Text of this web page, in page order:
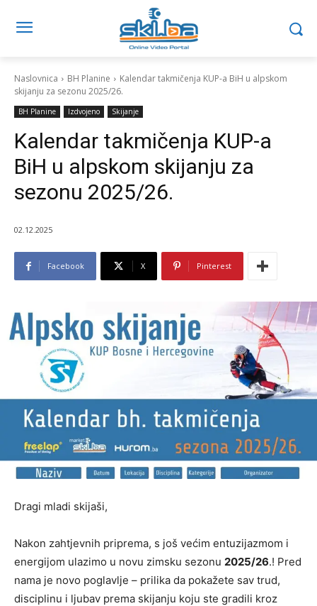
Naslovnica BH Planine
Kalendar takmičenja KUP-a BiH u alpskom
skijanju za sezonu 2025/26.
BH Planine Izdvojeno Skijanje
Kalendar takmičenja KUP-a
BiH u alpskom skijanju za
sezonu 2025/26.
02.12.2025
Facebook X Pinterest
Dragi mladi skijaši,
Nakon zahtjevnih priprema, s još većim entuzijazmom i
energijom ulazimo u novu zimsku sezonu 2025/26.! Pred
nama je novo poglavlje – prilika da pokažete sav trud,
disciplinu i ljubav prema skijanju koju ste gradili kroz